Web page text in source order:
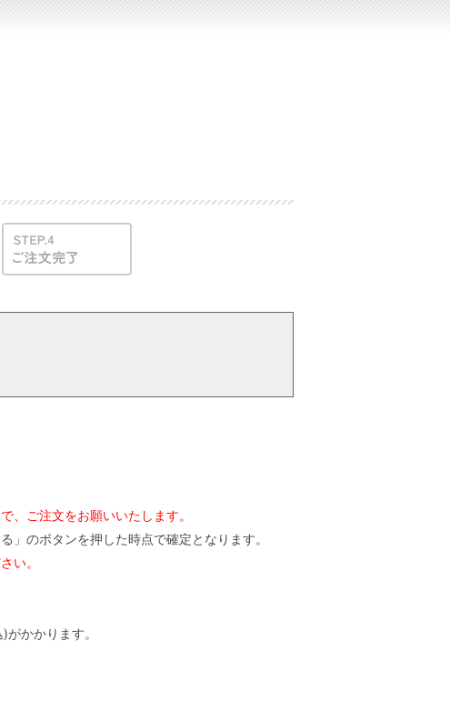
、ご注文をお願いいたします。
のボタンを押した時点で確定となります。
い。
かかります。